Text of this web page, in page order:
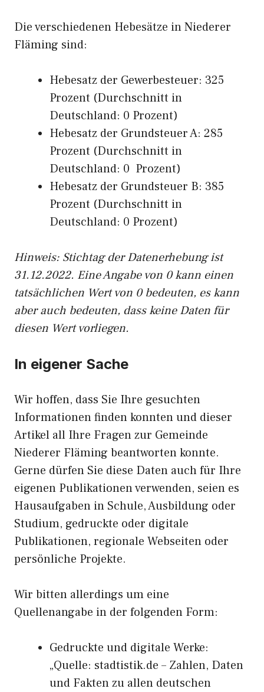
Die verschiedenen Hebesätze in Niederer
Fläming sind:
Hebesatz der Gewerbesteuer: 325
Prozent (Durchschnitt in
Deutschland: 0 Prozent)
Hebesatz der Grundsteuer A: 285
Prozent (Durchschnitt in
Deutschland: 0 Prozent)
Hebesatz der Grundsteuer B: 385
Prozent (Durchschnitt in
Deutschland: 0 Prozent)
Hinweis: Stichtag der Datenerhebung ist
31.12.2022. Eine Angabe von 0 kann einen
tatsächlichen Wert von 0 bedeuten, es kann
aber auch bedeuten, dass keine Daten für
diesen Wert vorliegen.
In eigener Sache
Wir hoffen, dass Sie Ihre gesuchten
Informationen finden konnten und dieser
Artikel all Ihre Fragen zur Gemeinde
Niederer Fläming beantworten konnte.
Gerne dürfen Sie diese Daten auch für Ihre
eigenen Publikationen verwenden, seien es
Hausaufgaben in Schule, Ausbildung oder
Studium, gedruckte oder digitale
Publikationen, regionale Webseiten oder
persönliche Projekte.
Wir bitten allerdings um eine
Quellenangabe in der folgenden Form:
Gedruckte und digitale Werke:
„Quelle: stadtistik.de – Zahlen, Daten
und Fakten zu allen deutschen